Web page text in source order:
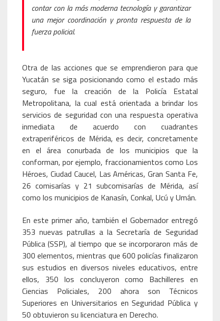
contar con la más moderna tecnología y garantizar
una mejor coordinación y pronta respuesta de la
fuerza policial.
Otra de las acciones que se emprendieron para que
Yucatán se siga posicionando como el estado más
seguro, fue la creación de la Policía Estatal
Metropolitana, la cual está orientada a brindar los
servicios de seguridad con una respuesta operativa
inmediata de acuerdo con cuadrantes
extraperiféricos de Mérida, es decir, concretamente
en el área conurbada de los municipios que la
conforman, por ejemplo, fraccionamientos como Los
Héroes, Ciudad Caucel, Las Américas, Gran Santa Fe,
26 comisarías y 21 subcomisarías de Mérida, así
como los municipios de Kanasín, Conkal, Ucú y Umán.
En este primer año, también el Gobernador entregó
353 nuevas patrullas a la Secretaría de Seguridad
Pública (SSP), al tiempo que se incorporaron más de
300 elementos, mientras que 600 policías finalizaron
sus estudios en diversos niveles educativos, entre
ellos, 350 los concluyeron como Bachilleres en
Ciencias Policiales, 200 ahora son Técnicos
Superiores en Universitarios en Seguridad Pública y
50 obtuvieron su licenciatura en Derecho.